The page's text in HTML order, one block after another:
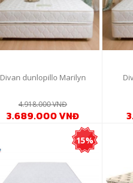
Divan dunlopillo Marilyn
4.918.000 VNĐ
3.689.000 VNĐ
15%